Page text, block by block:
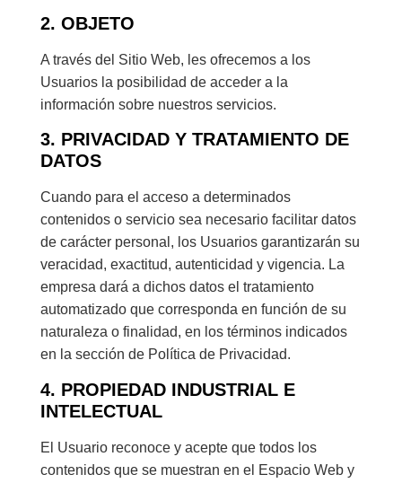
2. OBJETO
A través del Sitio Web, les ofrecemos a los
Usuarios la posibilidad de acceder a la
información sobre nuestros servicios.
3. PRIVACIDAD Y TRATAMIENTO DE
DATOS
Cuando para el acceso a determinados
contenidos o servicio sea necesario facilitar datos
de carácter personal, los Usuarios garantizarán su
veracidad, exactitud, autenticidad y vigencia. La
empresa dará a dichos datos el tratamiento
automatizado que corresponda en función de su
naturaleza o finalidad, en los términos indicados
en la sección de Política de Privacidad.
4. PROPIEDAD INDUSTRIAL E
INTELECTUAL
El Usuario reconoce y acepte que todos los
contenidos que se muestran en el Espacio Web y